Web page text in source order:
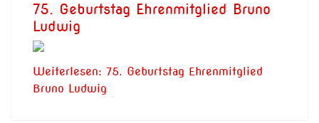
75. Geburtstag Ehrenmitglied Bruno
Ludwig
Weiterlesen: 75. Geburtstag Ehrenmitglied
Bruno Ludwig